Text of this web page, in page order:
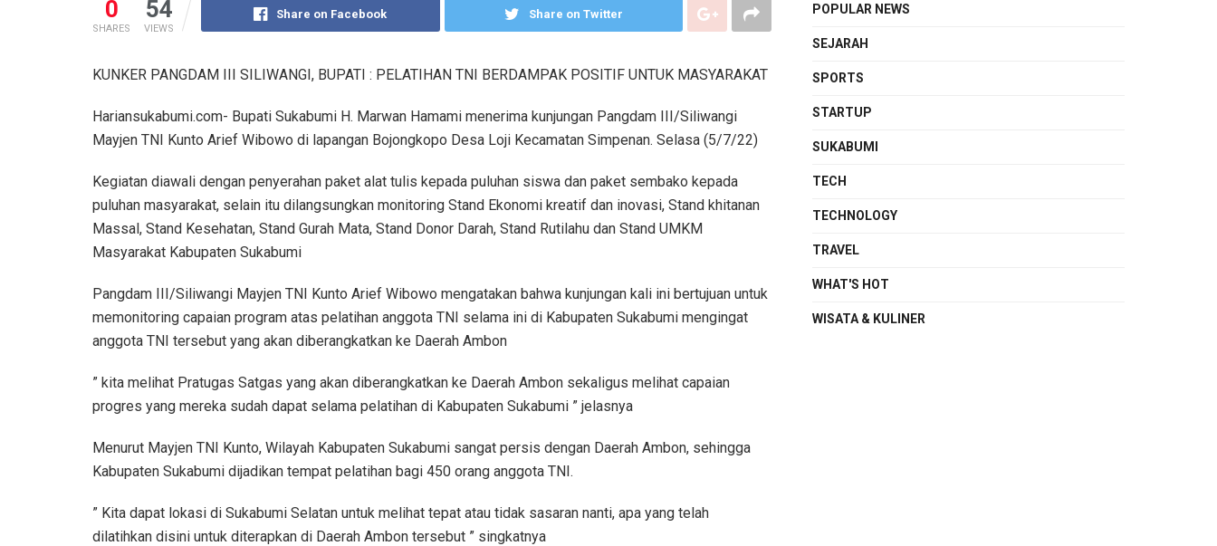
0
SHARES
54
VIEWS
Share on Facebook Share on Twitter
KUNKER PANGDAM III SILIWANGI, BUPATI : PELATIHAN TNI BERDAMPAK POSITIF UNTUK MASYARAKAT
Hariansukabumi.com- Bupati Sukabumi H. Marwan Hamami menerima kunjungan Pangdam III/Siliwangi
Mayjen TNI Kunto Arief Wibowo di lapangan Bojongkopo Desa Loji Kecamatan Simpenan. Selasa (5/7/22)
Kegiatan diawali dengan penyerahan paket alat tulis kepada puluhan siswa dan paket sembako kepada
puluhan masyarakat, selain itu dilangsungkan monitoring Stand Ekonomi kreatif dan inovasi, Stand khitanan
Massal, Stand Kesehatan, Stand Gurah Mata, Stand Donor Darah, Stand Rutilahu dan Stand UMKM
Masyarakat Kabupaten Sukabumi
Pangdam III/Siliwangi Mayjen TNI Kunto Arief Wibowo mengatakan bahwa kunjungan kali ini bertujuan untuk
memonitoring capaian program atas pelatihan anggota TNI selama ini di Kabupaten Sukabumi mengingat
anggota TNI tersebut yang akan diberangkatkan ke Daerah Ambon
” kita melihat Pratugas Satgas yang akan diberangkatkan ke Daerah Ambon sekaligus melihat capaian
progres yang mereka sudah dapat selama pelatihan di Kabupaten Sukabumi ” jelasnya
Menurut Mayjen TNI Kunto, Wilayah Kabupaten Sukabumi sangat persis dengan Daerah Ambon, sehingga
Kabupaten Sukabumi dijadikan tempat pelatihan bagi 450 orang anggota TNI.
” Kita dapat lokasi di Sukabumi Selatan untuk melihat tepat atau tidak sasaran nanti, apa yang telah
dilatihkan disini untuk diterapkan di Daerah Ambon tersebut ” singkatnya
POPULAR NEWS
SEJARAH
SPORTS
STARTUP
SUKABUMI
TECH
TECHNOLOGY
TRAVEL
WHAT'S HOT
WISATA & KULINER